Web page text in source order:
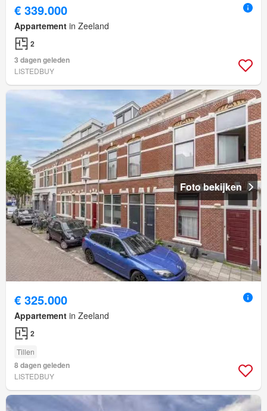
€ 339.000
Appartement in Zeeland
2
3 dagen geleden
LISTEDBUY
Foto bekijken
€ 325.000
Appartement in Zeeland
2
Tillen
8 dagen geleden
LISTEDBUY